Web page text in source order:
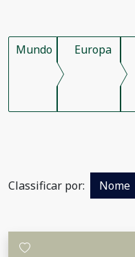
Mundo Europa
Classificar por: Nome